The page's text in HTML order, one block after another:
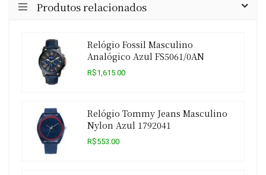
Produtos relacionados
Relógio Fossil Masculino
Analógico Azul FS5061/0AN
R$1,615.00
Relógio Tommy Jeans Masculino
Nylon Azul 1792041
R$553.00